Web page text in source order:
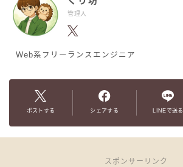
管理人
Web系フリーランスエンジニア
ポストする シェアする LINEで送る
スポンサーリンク